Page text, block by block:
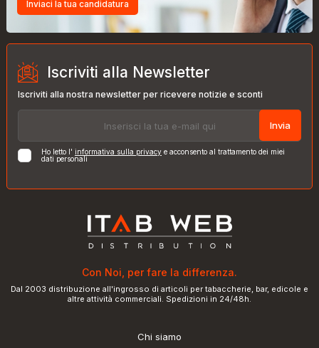
Inviaci la tua candidatura
Iscriviti alla Newsletter
Iscriviti alla nostra newsletter per ricevere notizie e sconti
Invia
Ho letto l' informativa sulla privacy e acconsento al trattamento dei miei
dati personali
Con Noi, per fare la differenza.
Dal 2003 distribuzione all'ingrosso di articoli per tabaccherie, bar, edicole e
altre attività commerciali. Spedizioni in 24/48h.
Chi siamo